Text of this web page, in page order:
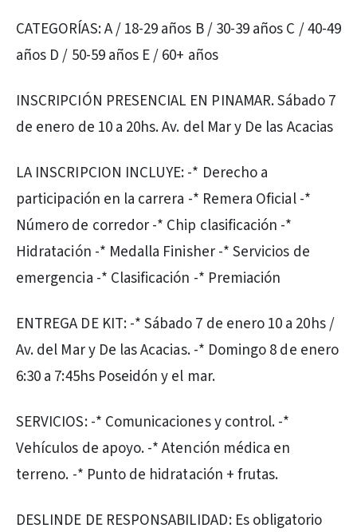
CATEGORÍAS: A / 18-29 años B / 30-39 años C / 40-49
años D / 50-59 años E / 60+ años
INSCRIPCIÓN PRESENCIAL EN PINAMAR. Sábado 7
de enero de 10 a 20hs. Av. del Mar y De las Acacias
LA INSCRIPCION INCLUYE: -* Derecho a
participación en la carrera -* Remera Oficial -*
Número de corredor -* Chip clasificación -*
Hidratación -* Medalla Finisher -* Servicios de
emergencia -* Clasificación -* Premiación
ENTREGA DE KIT: -* Sábado 7 de enero 10 a 20hs /
Av. del Mar y De las Acacias. -* Domingo 8 de enero
6:30 a 7:45hs Poseidón y el mar.
SERVICIOS: -* Comunicaciones y control. -*
Vehículos de apoyo. -* Atención médica en
terreno. -* Punto de hidratación + frutas.
DESLINDE DE RESPONSABILIDAD: Es obligatorio